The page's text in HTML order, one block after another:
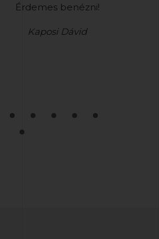
benézni!
Dávid